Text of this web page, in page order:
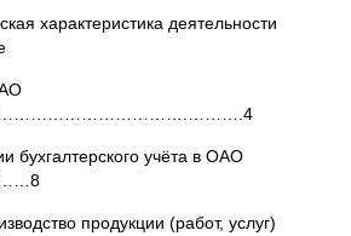
характеристика деятельности
бухгалтерского учёта в ОАО
продукции (работ, услуг)